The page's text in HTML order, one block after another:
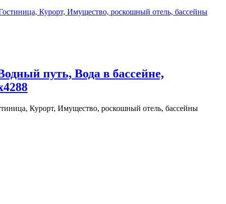
путь, Вода в бассейне,
Курорт, Имущество, роскошный отель, бассейны